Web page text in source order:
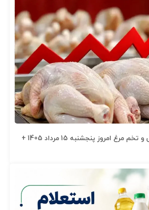
قیمت مرغ، ماهی و تخم مرغ امروز پنجشنبه 15 مرداد 1405 +